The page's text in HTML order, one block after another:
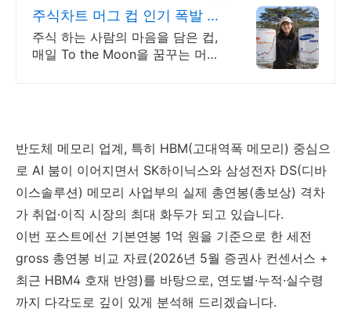
주식차트 머그 컵 인기 폭발 내
일은 오늘보다 조금더 높이
주식 하는 사람의 마음을 담은 컵,
매일 To the Moon을 꿈꾸는 머그
반도체 메모리 업계, 특히 HBM(고대역폭 메모리) 중심으
로 AI 붐이 이어지면서 SK하이닉스와 삼성전자 DS(디바
이스솔루션) 메모리 사업부의 실제 총연봉(총보상) 격차
가 취업·이직 시장의 최대 화두가 되고 있습니다.
이번 포스트에선 기본연봉 1억 원을 기준으로 한 세전
gross 총연봉 비교 자료(2026년 5월 증권사 컨센서스 +
최근 HBM4 호재 반영)를 바탕으로, 연도별·누적·실수령
까지 다각도로 깊이 있게 분석해 드리겠습니다.